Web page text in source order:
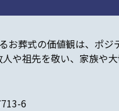
お葬式の価値観は、ポ
や祖先を敬い、家族や
6